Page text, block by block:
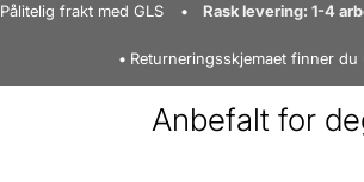
Pålitelig frakt med GLS Rask levering: 1-4
Returneringsskjemaet finner du
Anbefalt for